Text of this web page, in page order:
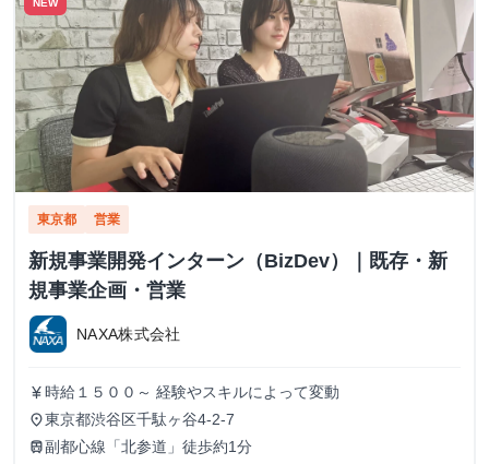
NEW
東京都 営業
新規事業開発インターン（BizDev）｜既存・新
規事業企画・営業
NAXA株式会社
currency_yen 時給１５００～ 経験やスキルによって変動
place東京都渋谷区千駄ヶ谷4-2-7
train副都心線「北参道」徒歩約1分